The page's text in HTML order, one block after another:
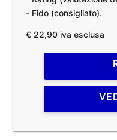
- Fido (consigliato).
€ 22,90 iva esclusa